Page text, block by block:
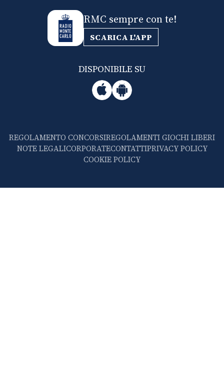
RMC sempre con te!
SCARICA L'APP
DISPONIBILE SU
REGOLAMENTO CONCORSIREGOLAMENTI GIOCHI LIBERI
NOTE LEGALICORPORATECONTATTIPRIVACY POLICY
COOKIE POLICY